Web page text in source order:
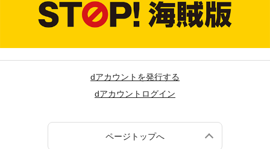
dアカウントを発行する
dアカウントログイン
ページトップへ